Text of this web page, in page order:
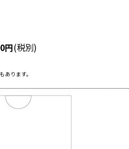
円(税別)
あります。